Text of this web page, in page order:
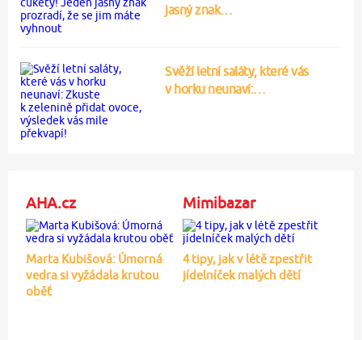
jasný znak…
Svěží letní saláty, které vás
v horku neunaví:…
AHA.cz
Marta Kubišová: Úmorná
vedra si vyžádala krutou
oběť
Mimibazar
4 tipy, jak v létě zpestřit
jídelníček malých dětí